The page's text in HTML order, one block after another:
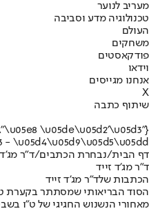
מעריב לנוער
טכנולוגיה מדע וסביבה
העולם
משחקים
פודקאסטים
וידאו
אנחנו מגייסים
X
שיתוף כתבה
\u05de\u05d2'\u05d3
\u05d4\u05d9\u05d5\u05dd"}
דף הבית/נבחרת הכתבים/ד"ר מג'ד
ד"ר מג'ד זייד
הכתבות שלד"ר מג'ד זייד
הסוד הבריאותי שמסתתר בקערת
מאחורי הנשנוש החגיגי של ט"ו